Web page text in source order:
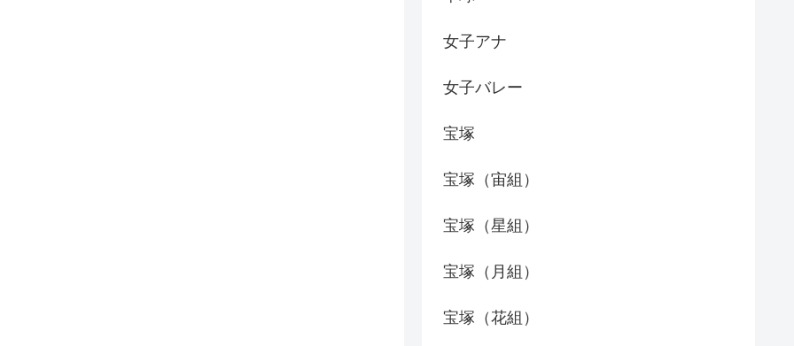
女子アナ
女子バレー
宝塚
宝塚（宙組）
宝塚（星組）
宝塚（月組）
宝塚（花組）